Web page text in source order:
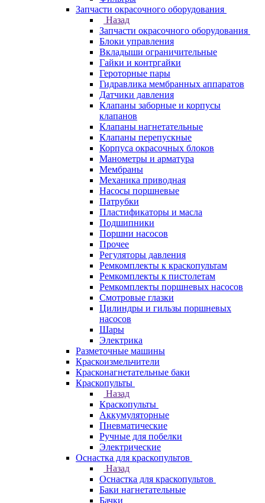
Запчасти окрасочного оборудования
Назад
Запчасти окрасочного оборудования
Блоки управления
Вкладыши ограничительные
Гайки и контргайки
Героторные пары
Гидравлика мембранных аппаратов
Датчики давления
Клапаны заборные и корпусы
клапанов
Клапаны нагнетательные
Клапаны перепускные
Корпуса окрасочных блоков
Манометры и арматура
Мембраны
Механика приводная
Насосы поршневые
Патрубки
Пластификаторы и масла
Подшипники
Поршни насосов
Прочее
Регуляторы давления
Ремкомплекты к краскопультам
Ремкомплекты к пистолетам
Ремкомплекты поршневых насосов
Смотровые глазки
Цилиндры и гильзы поршневых
насосов
Шары
Электрика
Разметочные машины
Краскоизмельчители
Красконагнетательные баки
Краскопульты
Назад
Краскопульты
Аккумуляторные
Пневматические
Ручные для побелки
Электрические
Оснастка для краскопультов
Назад
Оснастка для краскопультов
Баки нагнетательные
Бачки